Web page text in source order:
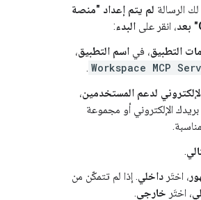
الرسالة لم يتم إعداد "منصة
، انقر على البدء:
التطبيق، في اسم التطبيق،
Workspace MCP
.
لدعم المستخدمين،
الإلكتروني أو مجموعة
.
، اختَر داخلي. إذا لم تتمكّن من
، اختَر خارجي.